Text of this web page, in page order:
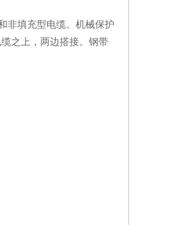
非填充型电缆。机械保护
之上，两边搭接。钢带